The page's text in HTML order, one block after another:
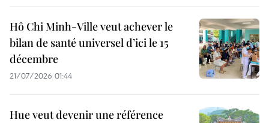
Hô Chi Minh-Ville veut achever le
bilan de santé universel d’ici le 15
décembre
21/07/2026 01:44
Hue veut devenir une référence